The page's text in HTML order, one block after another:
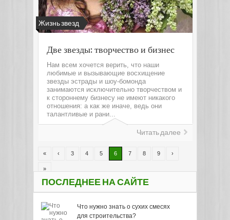
Жизнь звезд
Две звезды: творчество и бизнес
Нам всем хочется верить, что наши
любимые и вызывающие восхищение
звезды эстрады и шоу-бомонда
занимаются исключительно творчеством и
к стороннему бизнесу не имеют никакого
отношения: а как же иначе, ведь они
талантливые и рани...
Читать далее
« ‹ 3 4 5 6 7 8 9 ›
»
ПОСЛЕДНЕЕ НА САЙТЕ
Что нужно знать о сухих смесях
для строительства?